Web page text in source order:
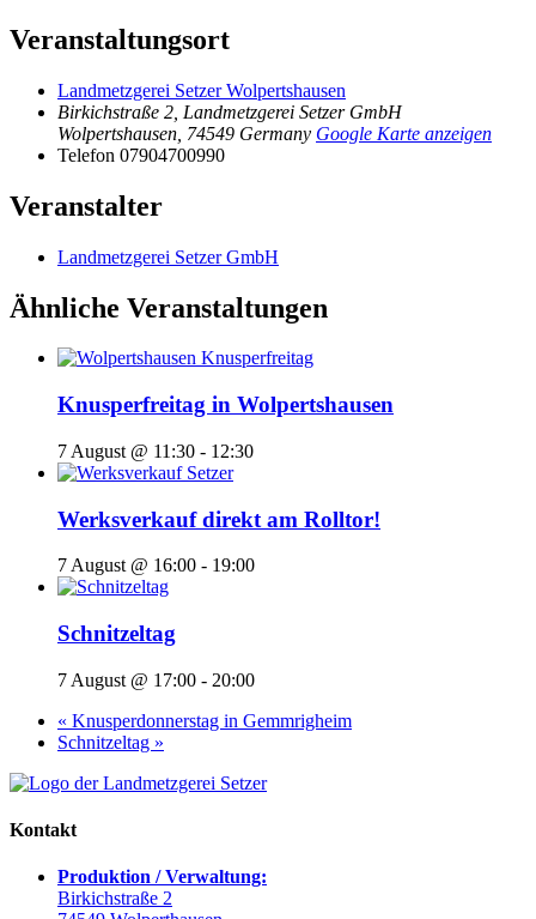
Veranstaltungsort
Landmetzgerei Setzer Wolpertshausen
Birkichstraße 2, Landmetzgerei Setzer GmbH
Wolpertshausen 74549 Germany Google Karte anzeigen
Telefon 07904700990
Veranstalter
Landmetzgerei Setzer GmbH
Ähnliche Veranstaltungen
Knusperfreitag in Wolpertshausen
7 August @ 11:30 - 12:30
Werksverkauf direkt am Rolltor!
7 August @ 16:00 - 19:00
Schnitzeltag
7 August @ 17:00 - 20:00
« Knusperdonnerstag in Gemmrigheim
Schnitzeltag »
Kontakt
Produktion / Verwaltung:
Birkichstraße 2